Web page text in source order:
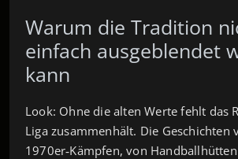
Warum die Tradition
einfach ausgeblendet
kann
Look: Ohne die alten Werte fehlt das
Liga zusammenhält. Die Geschichten
1970er‑Kämpfen, von